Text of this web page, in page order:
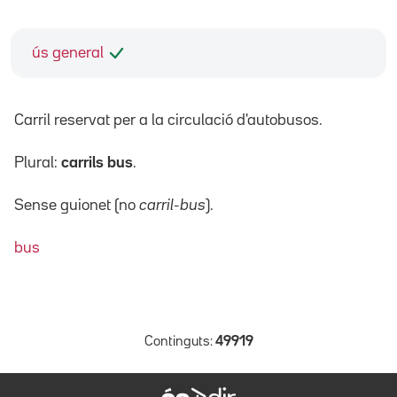
ús general
Carril reservat per a la circulació d'autobusos.
Plural: carrils bus.
Sense guionet (no carril-bus).
bus
Continguts: 49919